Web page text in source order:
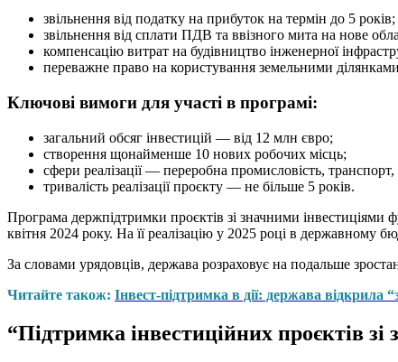
звільнення від податку на прибуток на термін до 5 років;
звільнення від сплати ПДВ та ввізного мита на нове
компенсацію витрат на будівництво інженерної
переважне право на користування земельними
Ключові вимоги для участі в програмі:
загальний обсяг інвестицій — від 12 млн євро;
створення щонайменше 10 нових робочих місць;
сфери реалізації — переробна промисловість,
тривалість реалізації проєкту — не більше 5 років.
Програма держпідтримки проєктів зі значними інвестиціями
квітня 2024 року. На її реалізацію у 2025 році в державному
За словами урядовців, держава розраховує на подальше
Читайте також: Інвест-підтримка в дії: держава відкрила
“Підтримка інвестиційних проєктів